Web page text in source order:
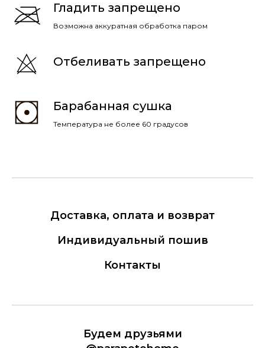
Гладить запрещено
Возможна аккуратная обработка паром
Отбеливать запрещено
Барабанная сушка
Температура не более 60 градусов
Доставка, оплата и возврат
Индивидуальный пошив
Контакты
Будем друзьями